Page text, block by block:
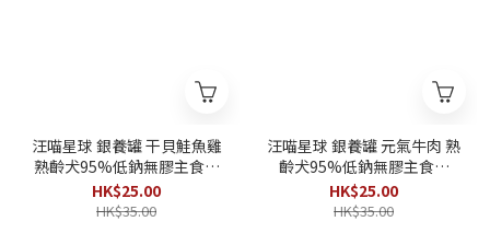
汪喵星球 銀養罐 干貝鮭魚雞
熟齡犬95%低鈉無膠主食罐
165g
HK$25.00
HK$35.00
汪喵星球 銀養罐 元氣牛肉 熟
齡犬95%低鈉無膠主食罐
165g
HK$25.00
HK$35.00